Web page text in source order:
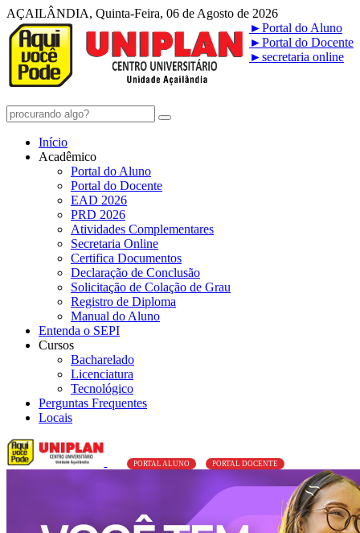
AÇAILÂNDIA, Quinta-Feira, 06 de Agosto de 2026
►Portal do Aluno
►Portal do Docente
►secretaria online
Início
Acadêmico
Portal do Aluno
Portal do Docente
EAD 2026
PRD 2026
Atividades Complementares
Secretaria Online
Certifica Documentos
Declaração de Conclusão
Solicitação de Colação de Grau
Registro de Diploma
Manual do Aluno
Entenda o SEPI
Cursos
Bacharelado
Licenciatura
Tecnológico
Perguntas Frequentes
Locais
PORTAL ALUNO PORTAL DOCENTE